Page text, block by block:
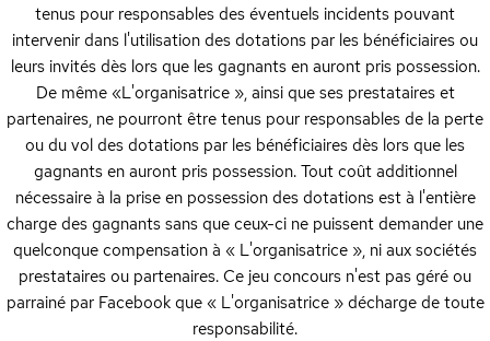
tenus pour responsables des éventuels incidents pouvant
intervenir dans l'utilisation des dotations par les bénéficiaires ou
leurs invités dès lors que les gagnants en auront pris possession.
De même «L'organisatrice », ainsi que ses prestataires et
partenaires, ne pourront être tenus pour responsables de la perte
ou du vol des dotations par les bénéficiaires dès lors que les
gagnants en auront pris possession. Tout coût additionnel
nécessaire à la prise en possession des dotations est à l'entière
charge des gagnants sans que ceux-ci ne puissent demander une
quelconque compensation à « L'organisatrice », ni aux sociétés
prestataires ou partenaires. Ce jeu concours n'est pas géré ou
parrainé par Facebook que « L'organisatrice » décharge de toute
responsabilité.